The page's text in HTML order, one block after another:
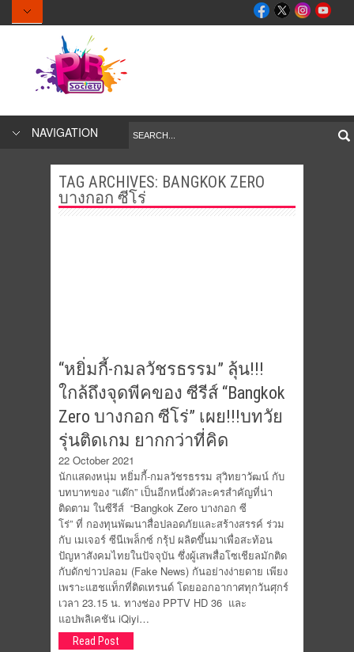
NAVIGATION
TAG ARCHIVES: BANGKOK ZERO
บางกอก ซีโร่
“หยิ่มกี้-กมลวัชรธรรม” ลุ้น!!!
ใกล้ถึงจุดพีคของ ซีรีส์ “Bangkok
Zero บางกอก ซีโร่” เผย!!!บทวัย
รุ่นติดเกม ยากกว่าที่คิด
22 October 2021
นักแสดงหนุ่ม หยิ่มกี้-กมลวัชรธรรม สุวิทยาวัฒน์ กับ
บทบาทของ “แด๊ก” เป็นอีกหนึ่งตัวละครสำคัญที่น่า
ติดตาม ในซีรีส์ “Bangkok Zero บางกอก ซี
โร่” ที่ กองทุนพัฒนาสื่อปลอดภัยและสร้างสรรค์ ร่วม
กับ เมเจอร์ ซีนีเพล็กซ์ กรุ้ป ผลิตขึ้นมาเพื่อสะท้อน
ปัญหาสังคมไทยในปัจจุบัน ซึ่งผู้เสพสื่อโซเชียลมักติด
กับดักข่าวปลอม (Fake News) กันอย่างง่ายดาย เพียง
เพราะแฮชแท็กที่ติดเทรนด์ โดยออกอากาศทุกวันศุกร์
เวลา 23.15 น. ทางช่อง PPTV HD 36 และ
แอปพลิเคชัน iQiyi…
Read Post